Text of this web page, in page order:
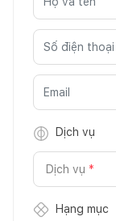
Dịch vụ
Dịch vụ *
Hạng mục